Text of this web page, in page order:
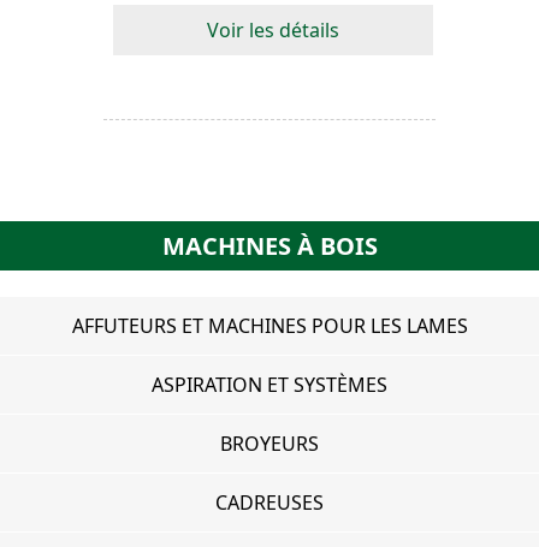
Voir les détails
MACHINES À BOIS
AFFUTEURS ET MACHINES POUR LES LAMES
ASPIRATION ET SYSTÈMES
BROYEURS
CADREUSES